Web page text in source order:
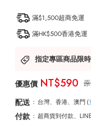
滿$1,500超商免運
滿HK$500香港免運
指定專區商品限
NT$590
配送 : 台灣、香港、澳門 (
付款 : 超商貨到付款、